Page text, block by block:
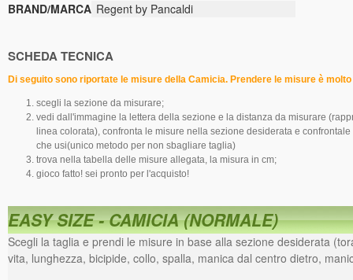
BRAND/MARCA Regent by Pancaldi
SCHEDA TECNICA
Di seguito sono riportate le misure della Camicia. Prendere le misure è
scegli la sezione da misurare;
vedi dall'immagine la lettera della sezione e la distanza da misurare
linea colorata), confronta le misure nella sezione desiderata e
che usi(unico metodo per non sbagliare taglia)
trova nella tabella delle misure allegata, la misura in cm;
gioco fatto! sei pronto per l'acquisto!
EASY SIZE - CAMICIA (NORMALE)
Scegli la taglia e prendi le misure in base alla sezione desiderata
vita, lunghezza, bicipide, collo, spalla, manica dal centro dietro,